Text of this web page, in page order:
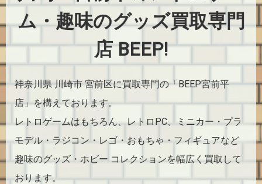
ム・趣味のグッズ買取専門
店 BEEP!
神奈川県 川崎市 宮前区に買取専門の「BEEP宮前平
店」を構えております。
レトロゲームはもちろん、レトロPC、ミニカー・プラ
モデル・ラジコン・レゴ・おもちゃ・フィギュアなど
趣味のグッズ・ホビー コレクションを幅広く買取して
おります。